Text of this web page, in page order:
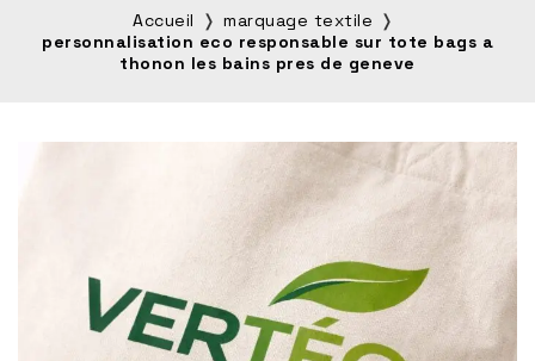
Accueil
marquage textile
personnalisation eco responsable sur tote bags a
thonon les bains pres de geneve